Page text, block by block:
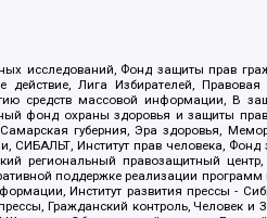
исследований, Фонд защиты прав
Лига Избирателей, Правовая
средств массовой информации, В
фонд охраны здоровья и защиты
губерния, Эра здоровья,
Институт прав человека,
региональный правозащитный
поддержке реализации программ
Институт развития прессы -
Гражданский контроль, Человек